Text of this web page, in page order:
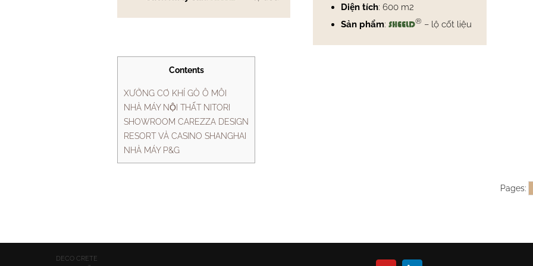
Diện tích: 600 m2
Sản phẩm: SHEELD®– lộ cốt liệu
Contents
XƯỞNG CƠ KHÍ GÒ Ô MÔI
NHÀ MÁY NỘI THẤT NITORI
SHOWROOM CAREZZA DESIGN
RESORT VÀ CASINO SHANGHAI
NHÀ MÁY P&G
Pages:
DECO CRETE